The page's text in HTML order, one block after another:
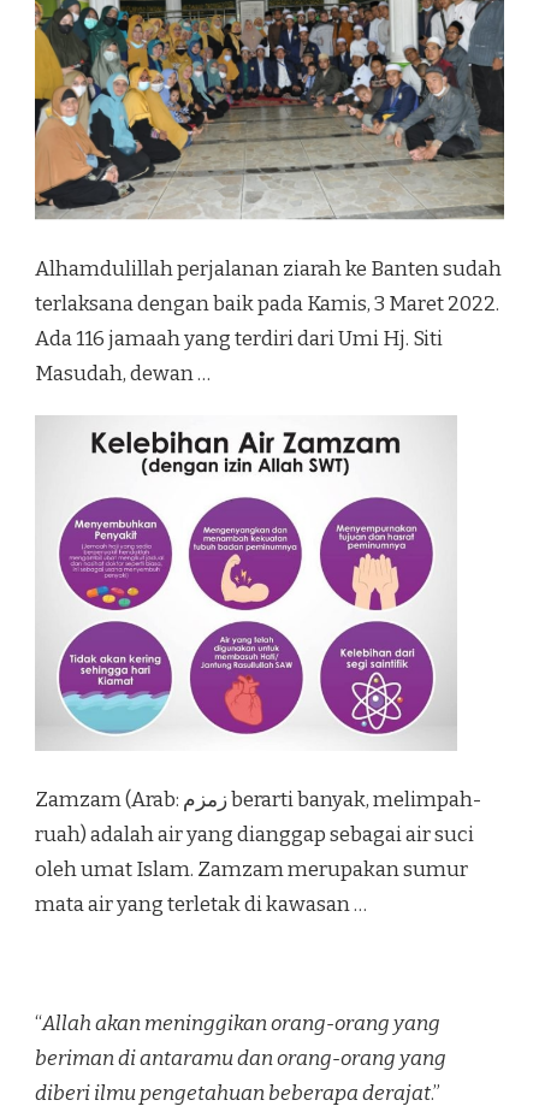
Alhamdulillah perjalanan ziarah ke Banten sudah
terlaksana dengan baik pada Kamis, 3 Maret 2022.
Ada 116 jamaah yang terdiri dari Umi Hj. Siti
Masudah, dewan …
Zamzam (Arab: زمزم‎ berarti banyak, melimpah-
ruah) adalah air yang dianggap sebagai air suci
oleh umat Islam. Zamzam merupakan sumur
mata air yang terletak di kawasan …
“Allah akan meninggikan orang-orang yang
beriman di antaramu dan orang-orang yang
diberi ilmu pengetahuan beberapa derajat.”